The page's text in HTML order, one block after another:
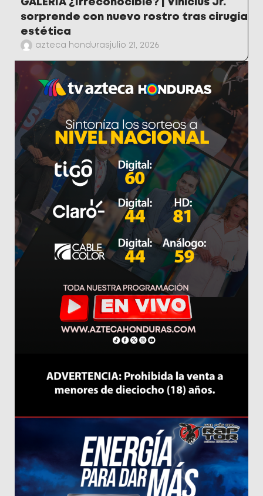
GALERÍA ¿Irreconocible? | Vinicius Jr.
sorprende con nuevo rostro tras cirugía
estética
azteca hondurasjulio 21, 2026